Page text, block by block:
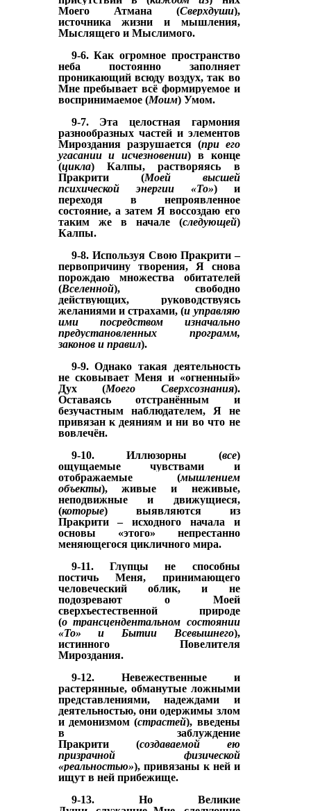
Моего Атмана (Сверхдуши),
источника жизни и мышления,
Мыслящего и Мыслимого.
9-6. Как огромное пространство
неба постоянно заполняет
проникающий всюду воздух, так во
Мне пребывает всё формируемоеи
воспринимаемое (Моим) Умом.
9-7. Эта целостная гармония
разнообразных частей и элементов
Мироздания разрушается (при его
угасании и исчезновении) в конце
(цикла) Калпы, растворяясь в
Пракрити (Моей высшей
психической энергии «То») и
переходя в непроявленное
состояние, а затем Я воссоздаю его
таким же в начале (следующей)
Калпы.
9-8. Используя Свою Пракрити –
первопричину творения, Я снова
порождаюмножества обитателей
(Вселенной), свободно
действующих, руководствуясь
желаниями и страхами, (и управляю
ими посредством
изначально
предустановленных программ,
законов и правил).
9-9. Однако такая деятельность
не сковывает Меня и «огненный»
Дух (Моего Сверхсознания).
Оставаясь отстранённым и
безучастным наблюдателем, Я не
привязан к деяниям и ни во что не
вовлечён.
9-10. Иллюзорны (все)
ощущаемые чувствами и
отображаемые (мышлением
объекты),живые и неживые,
неподвижные и движущиеся,
(которые)выявляютсяиз
Пракрити–исходного начала и
основы «этого» непрестанно
меняющегося цикличного мира.
9-11.Глупцы не способны
постичь Меня, принимающего
человеческий облик, и не
подозревают о Моей
сверхъестественной природе
(отрансцендентальном состоянии
«То» и Бытии Всевышнего),
истинного Повелителя
Мироздания.
9-12. Невежественные и
растерянные, обманутые ложными
представлениями, надеждами и
деятельностью,они одержимы злом
и демонизмом (страстей), введены
в заблуждение
Пракрити (создаваемой ею
призрачной физической
«реальностью»), привязаны к ней и
ищут в ней прибежище.
9-13. Но Великие